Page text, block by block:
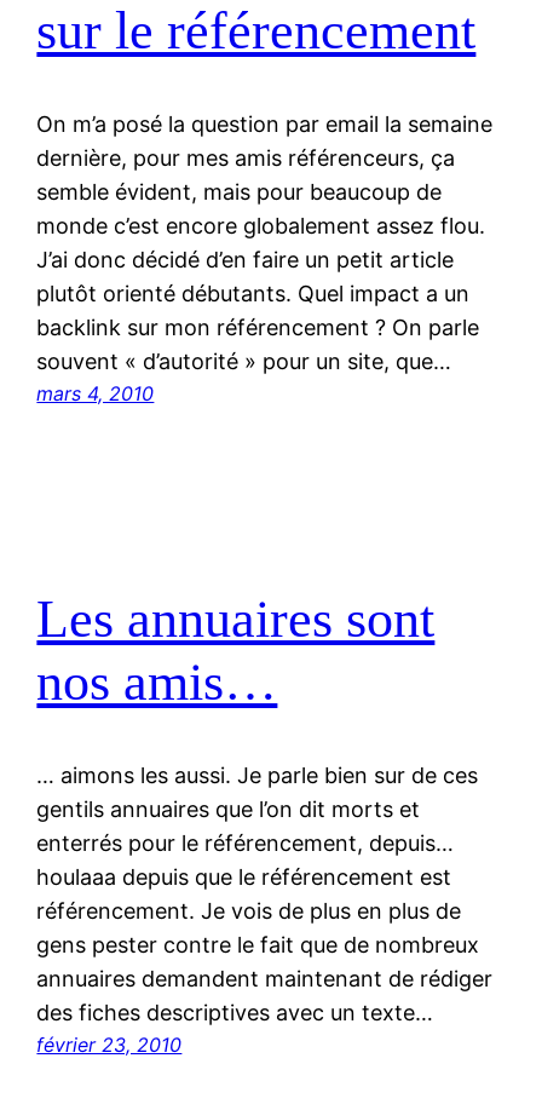
sur le référencement
On m’a posé la question par email la semaine
dernière, pour mes amis référenceurs, ça
semble évident, mais pour beaucoup de
monde c’est encore globalement assez flou.
J’ai donc décidé d’en faire un petit article
plutôt orienté débutants. Quel impact a un
backlink sur mon référencement ? On parle
souvent « d’autorité » pour un site, que…
mars 4, 2010
Les annuaires sont
nos amis…
… aimons les aussi. Je parle bien sur de ces
gentils annuaires que l’on dit morts et
enterrés pour le référencement, depuis…
houlaaa depuis que le référencement est
référencement. Je vois de plus en plus de
gens pester contre le fait que de nombreux
annuaires demandent maintenant de rédiger
des fiches descriptives avec un texte…
février 23, 2010